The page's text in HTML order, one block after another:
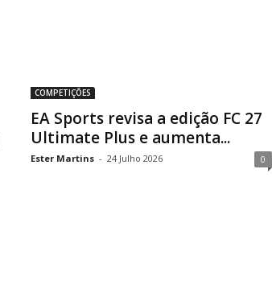
COMPETIÇÕES
EA Sports revisa a edição FC 27
Ultimate Plus e aumenta...
Ester Martins - 24 Julho 2026 0